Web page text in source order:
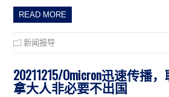
READ MORE
新闻报导
20211215/Omicron迅速传播
拿大人非必要不出国